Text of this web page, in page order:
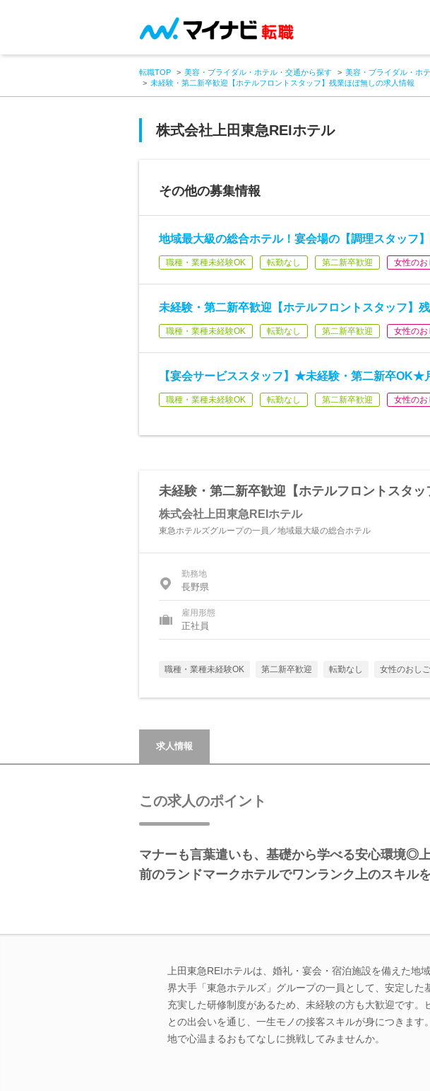
転職TOP 美容・ブライダル・ホテル・交通から探す 美容・ブライダル・ホ
未経験・第二新卒歓迎【ホテルフロントスタッフ】残業ほぼ無しの求人情報
株式会社上田東急REIホテル
その他の募集情報
地域最大級の総合ホテル！宴会場の【調理スタッフ
職種・業種未経験OK 転勤なし 第二新卒歓迎 女性のお
未経験・第二新卒歓迎【ホテルフロントスタッフ】
職種・業種未経験OK 転勤なし 第二新卒歓迎 女性のお
【宴会サービススタッフ】★未経験・第二新卒OK★
職種・業種未経験OK 転勤なし 第二新卒歓迎 女性のお
未経験・第二新卒歓迎【ホテルフロントスタッ
株式会社上田東急REIホテル
東急ホテルズグループの一員／地域最大級の総合ホテル
勤務地
長野県
雇用形態
正社員
職種・業種未経験OK 第二新卒歓迎 転勤なし 女性のおし
求人情報
この求人のポイント
マナーも言葉遣いも、基礎から学べる安心環境◎
前のランドマークホテルでワンランク上のスキル
上田東急REIホテルは、婚礼・宴会・宿泊施設を備えた地
界大手「東急ホテルズ」グループの一員として、安定した
充実した研修制度があるため、未経験の方も大歓迎です。
との出会いを通じ、一生モノの接客スキルが身につきま
地で心温まるおもてなしに挑戦してみませんか。